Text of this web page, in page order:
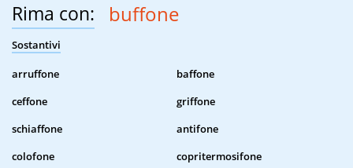
Rima con: buffone
Sostantivi
arruffone
baffone
ceffone
griffone
schiaffone
antifone
colofone
copritermosifone